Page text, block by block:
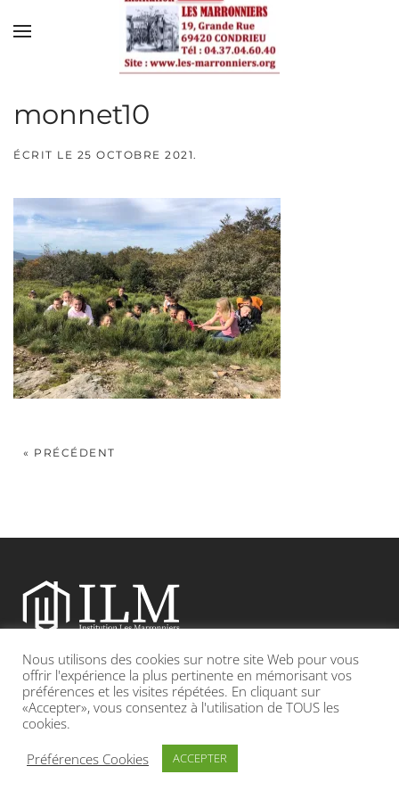
Skip to main content
monnet10
ÉCRIT LE 25 OCTOBRE 2021.
« PRÉCÉDENT
Etablissement catholique sous contrat d’association avec l’Etat
Adresse : 19, Grande rue 69420 CONDRIEU
INFOS LÉGALES POLITIQUE DE CONFIDENTIALITÉ
Nous utilisons des cookies sur notre site Web pour vous
offrir l'expérience la plus pertinente en mémorisant vos
préférences et les visites répétées. En cliquant sur
«Accepter», vous consentez à l'utilisation de TOUS les
cookies.
Préférences Cookies
ACCEPTER